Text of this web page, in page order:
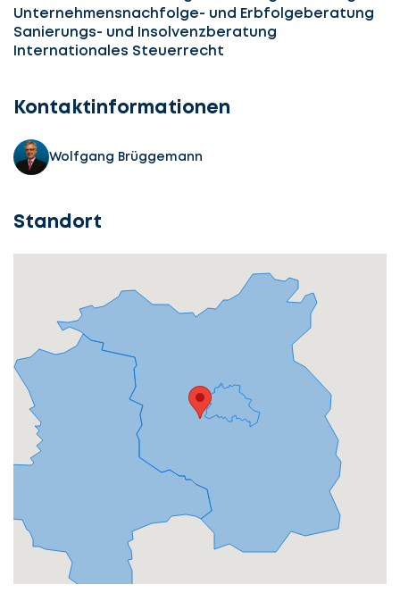
Unternehmensnachfolge- und Erbfolgeberatung
Sanierungs- und Insolvenzberatung
Internationales Steuerrecht
Kontaktinformationen
Wolfgang Brüggemann
Standort